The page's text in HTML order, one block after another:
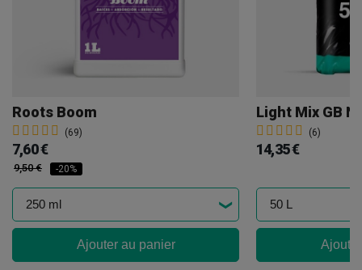
Roots Boom
(69)
7,60 €
9,50 € -20%
Ajouter au panier
Light Mix GB
(6)
14,35 €